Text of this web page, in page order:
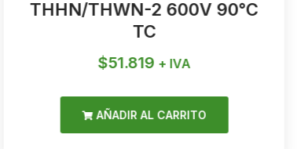
THHN/THWN-2 600V 90°C
TC
$51.819 + IVA
AÑADIR AL CARRITO